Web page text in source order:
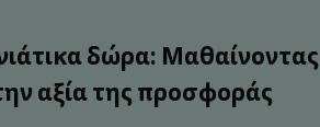
δώρα: Μαθαίνοντας
αξία της προσφοράς